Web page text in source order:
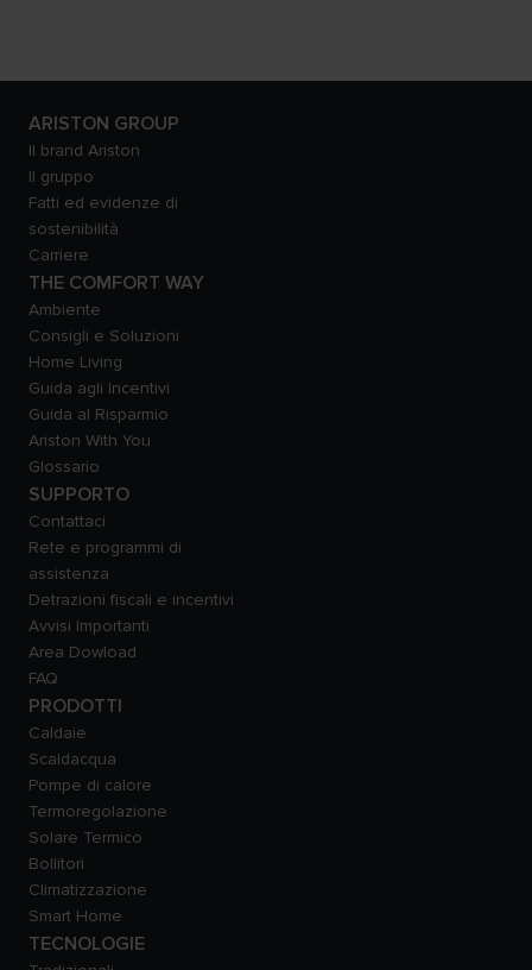
ARISTON GROUP
Il brand Ariston
Il gruppo
Fatti ed evidenze di
sostenibilità
Carriere
THE COMFORT WAY
Ambiente
Consigli e Soluzioni
Home Living
Guida agli Incentivi
Guida al Risparmio
Ariston With You
Glossario
SUPPORTO
Contattaci
Rete e programmi di
assistenza
Detrazioni fiscali e incentivi
Avvisi Importanti
Area Dowload
FAQ
PRODOTTI
Caldaie
Scaldacqua
Pompe di calore
Termoregolazione
Solare Termico
Bollitori
Climatizzazione
Smart Home
TECNOLOGIE